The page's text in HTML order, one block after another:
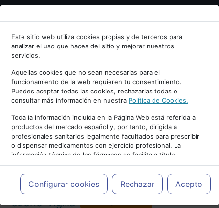
Bienvenid@ a psiquiatria.com
Escribe tu Email
Accede o regístrate con tu email.
Cancelar
Este sitio web utiliza cookies propias y de terceros para
analizar el uso que haces del sitio y mejorar nuestros
servicios.
Aquellas cookies que no sean necesarias para el
funcionamiento de la web requieren tu consentimiento.
Puedes aceptar todas las cookies, rechazarlas todas o
consultar más información en nuestra Política de Cookies.
Toda la información incluida en la Página Web está referida a
productos del mercado español y, por tanto, dirigida a
profesionales sanitarios legalmente facultados para prescribir
o dispensar medicamentos con ejercicio profesional. La
información técnica de los fármacos se facilita a título
meramente informativo, siendo responsabilidad de los
profesionales facultados prescribir medicamentos y decidir, en
cada caso concreto, el tratamiento más adecuado a las
necesidades del paciente.
Configurar cookies Rechazar Acepto
Actualidad y Artículos|Trastornos del
sueño-vigilia